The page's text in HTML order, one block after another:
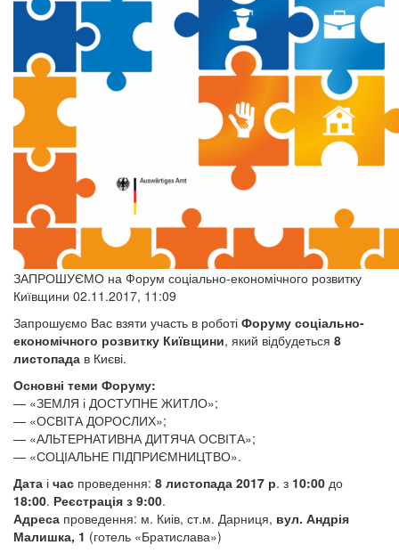
ЗАПРОШУЄМО на Форум соціально-економічного розвитку
Київщини 02.11.2017, 11:09
Запрошуємо Вас взяти участь в роботі Форуму соціально-
економічного розвитку Київщини, який відбудеться 8
листопада в Києві.
Основні теми Форуму:
— «ЗЕМЛЯ і ДОСТУПНЕ ЖИТЛО»;
— «ОСВІТА ДОРОСЛИХ»;
— «АЛЬТЕРНАТИВНА ДИТЯЧА ОСВІТА»;
— «СОЦІАЛЬНЕ ПІДПРИЄМНИЦТВО».
Дата і час проведення: 8 листопада 2017 р. з 10:00 до
18:00. Реєстрація з 9:00.
Адреса проведення: м. Киів, ст.м. Дарниця, вул. Андрія
Малишка, 1 (готель «Братислава»)